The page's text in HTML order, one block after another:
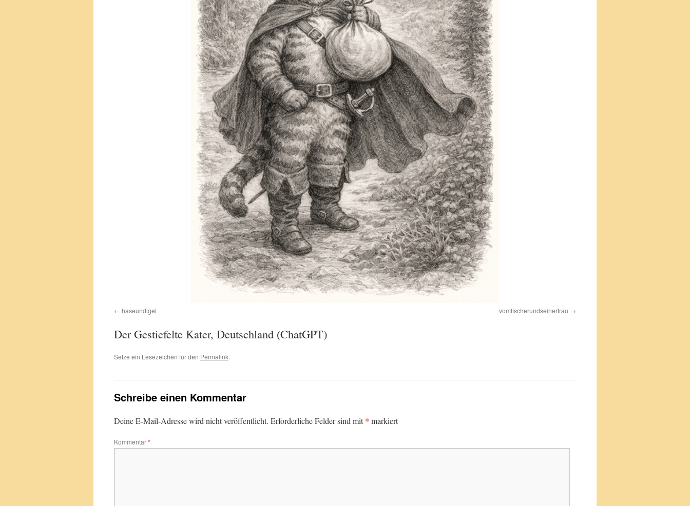
haseundigel vomfischerundseinerfrau
Der Gestiefelte Kater, Deutschland (ChatGPT)
Setze ein Lesezeichen für den Permalink.
Schreibe einen Kommentar
Deine E-Mail-Adresse wird nicht veröffentlicht. Erforderliche Felder sind mit* markiert
Kommentar*